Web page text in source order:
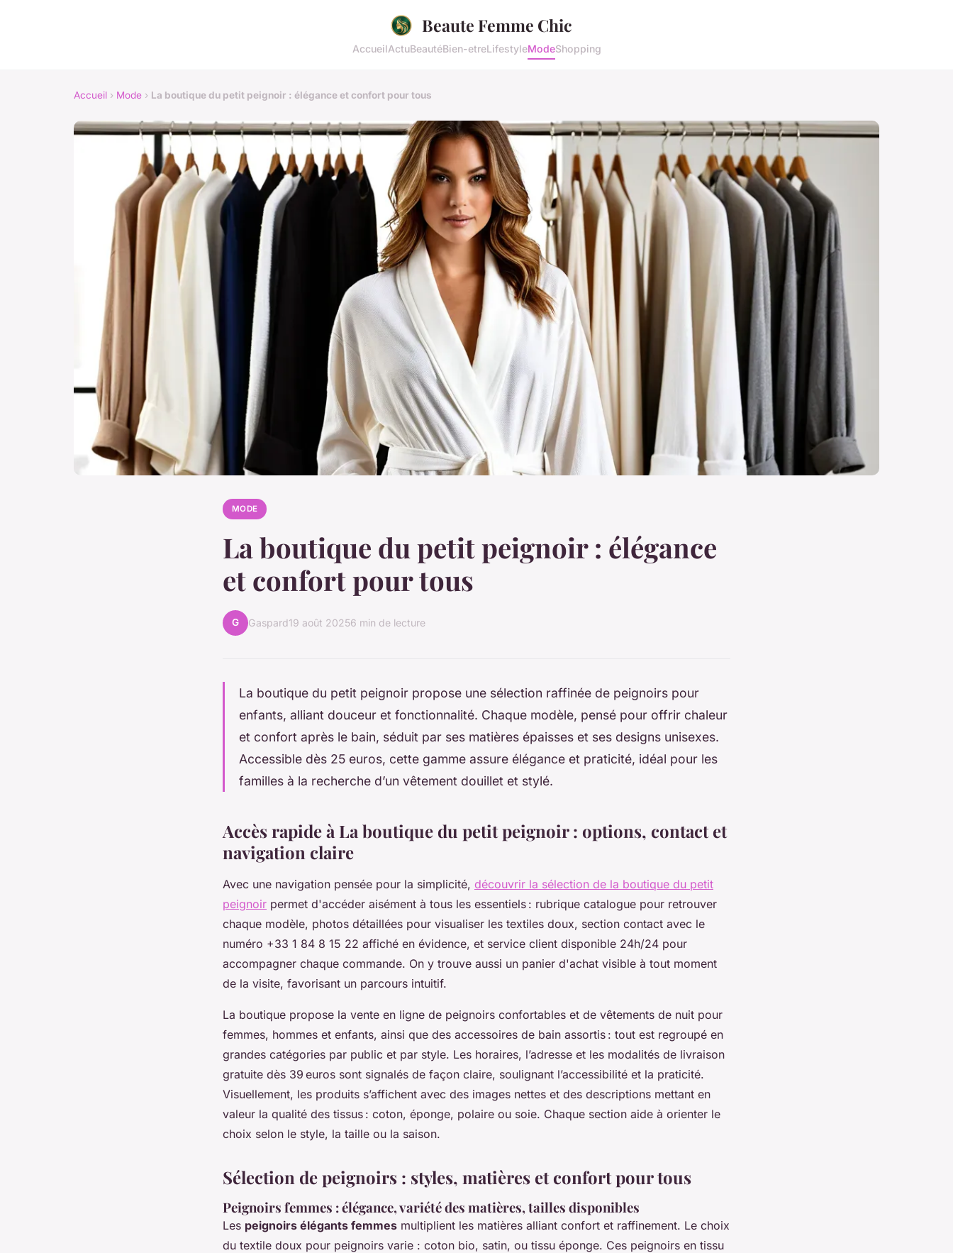
Beaute Femme Chic
AccueilActuBeautéBien-etreLifestyleModeShopping
Accueil › Mode › La boutique du petit peignoir : élégance et confort pour tous
MODE
La boutique du petit peignoir : élégance
et confort pour tous
G Gaspard19 août 20256 min de lecture
La boutique du petit peignoir propose une sélection raffinée de peignoirs pour
enfants, alliant douceur et fonctionnalité. Chaque modèle, pensé pour offrir chaleur
et confort après le bain, séduit par ses matières épaisses et ses designs unisexes.
Accessible dès 25 euros, cette gamme assure élégance et praticité, idéal pour les
familles à la recherche d’un vêtement douillet et stylé.
Accès rapide à La boutique du petit peignoir : options, contact et
navigation claire
Avec une navigation pensée pour la simplicité, découvrir la sélection de la boutique du petit
peignoir permet d'accéder aisément à tous les essentiels : rubrique catalogue pour retrouver
chaque modèle, photos détaillées pour visualiser les textiles doux, section contact avec le
numéro +33 1 84 8 15 22 affiché en évidence, et service client disponible 24h/24 pour
accompagner chaque commande. On y trouve aussi un panier d'achat visible à tout moment
de la visite, favorisant un parcours intuitif.
La boutique propose la vente en ligne de peignoirs confortables et de vêtements de nuit pour
femmes, hommes et enfants, ainsi que des accessoires de bain assortis : tout est regroupé en
grandes catégories par public et par style. Les horaires, l’adresse et les modalités de livraison
gratuite dès 39 euros sont signalés de façon claire, soulignant l’accessibilité et la praticité.
Visuellement, les produits s’affichent avec des images nettes et des descriptions mettant en
valeur la qualité des tissus : coton, éponge, polaire ou soie. Chaque section aide à orienter le
choix selon le style, la taille ou la saison.
Sélection de peignoirs : styles, matières et confort pour tous
Peignoirs femmes : élégance, variété des matières, tailles disponibles
Les peignoirs élégants femmes multiplient les matières alliant confort et raffinement. Le choix
du textile doux pour peignoirs varie : coton bio, satin, ou tissu éponge. Ces peignoirs en tissu